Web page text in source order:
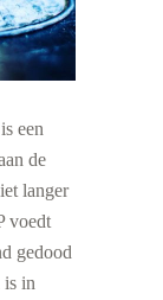
een
de
langer
voedt
gedood
is in